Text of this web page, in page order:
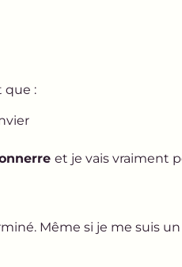
que :
et je vais vraiment
Même si je me suis